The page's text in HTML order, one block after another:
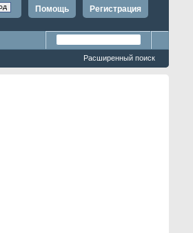
Регистрация
Помощь
Расширенный поиск